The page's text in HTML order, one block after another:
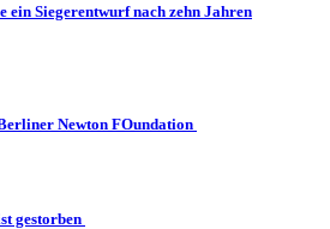
Siegerentwurf nach zehn Jahren
Newton FOundation
gestorben